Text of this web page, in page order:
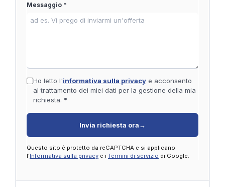
Messaggio *
Ho letto l'informativa sulla privacye acconsento
al trattamento dei miei dati per la gestione della mia
richiesta. *
Invia richiesta ora →
Questo sito è protetto da reCAPTCHA e si applicano
l'Informativa sulla privacy e i Termini di servizio di Google.